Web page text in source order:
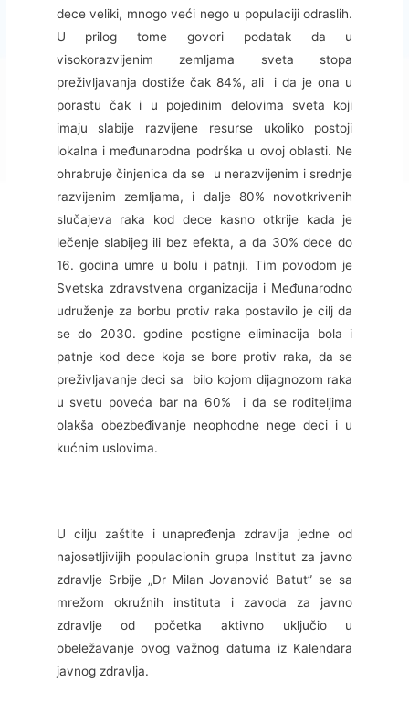
dece veliki, mnogo veći nego u populaciji odraslih.
U prilog tome govori podatak da u
visokorazvijenim zemljama sveta stopa
preživljavanja dostiže čak 84%, ali i da je ona u
porastu čak i u pojedinim delovima sveta koji
imaju slabije razvijene resurse ukoliko postoji
lokalna i međunarodna podrška u ovoj oblasti. Ne
ohrabruje činjenica da se u nerazvijenim i srednje
razvijenim zemljama, i dalje 80% novotkrivenih
slučajeva raka kod dece kasno otkrije kada je
lečenje slabijeg ili bez efekta, a da 30% dece do
16. godina umre u bolu i patnji. Tim povodom je
Svetska zdravstvena organizacija i Međunarodno
udruženje za borbu protiv raka postavilo je cilj da
se do 2030. godine postigne eliminacija bola i
patnje kod dece koja se bore protiv raka, da se
preživljavanje deci sa bilo kojom dijagnozom raka
u svetu poveća bar na 60% i da se roditeljima
olakša obezbeđivanje neophodne nege deci i u
kućnim uslovima.
U cilju zaštite i unapređenja zdravlja jedne od
najosetljivijih populacionih grupa Institut za javno
zdravlje Srbije „Dr Milan Jovanović Batut” se sa
mrežom okružnih instituta i zavoda za javno
zdravlje od početka aktivno uključio u
obeležavanje ovog važnog datuma iz Kalendara
javnog zdravlja.